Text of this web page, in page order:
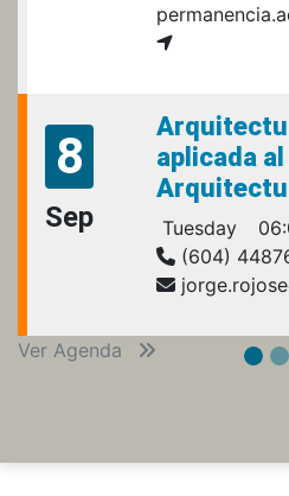
8
Sep
aplicada
Tuesday
(604)
Ver Agenda